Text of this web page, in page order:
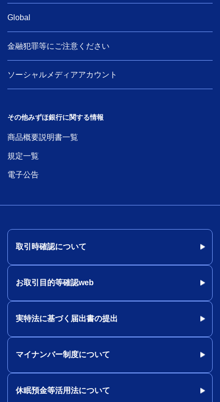
Global
金融犯罪等にご注意ください
ソーシャルメディアアカウント
その他みずほ銀行に関する情報
商品概要説明書一覧
規定一覧
電子公告
取引時確認について
お取引目的等確認web
実特法に基づく届出書の提出
マイナンバー制度について
休眠預金等活用法について